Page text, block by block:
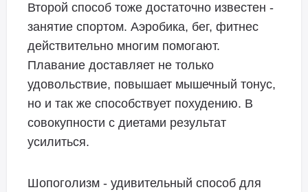
Второй способ тоже достаточно известен -
занятие спортом. Аэробика, бег, фитнес
действительно многим помогают.
Плавание доставляет не только
удовольствие, повышает мышечный тонус,
но и так же способствует похудению. В
совокупности с диетами результат
усилиться.
Шопоголизм - удивительный способ для